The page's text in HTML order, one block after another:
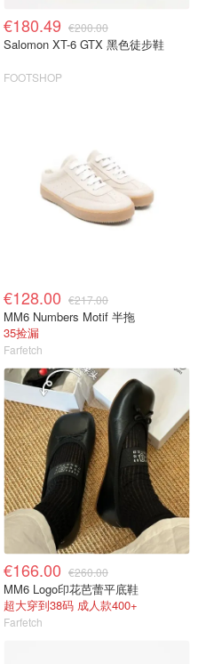
€180.49 €200.00
Salomon XT-6 GTX 黑色徒步鞋
FOOTSHOP
€128.00 €217.00
MM6 Numbers Motif 半拖
35捡漏
Farfetch
€166.00 €260.00
MM6 Logo印花芭蕾平底鞋
超大穿到38码 成人款400+
Farfetch